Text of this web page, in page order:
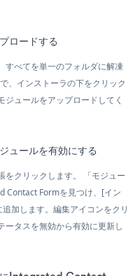
ロードする
すべてを単一のフォルダに解凍
、インストーラの下をクリック
ジュールをアップロードしてく
ールを有効にする
をクリックします。 「モジュー
Contact Formを見つけ、[イン
加します。編集アイコンをクリ
ータスを無効から有効に更新し